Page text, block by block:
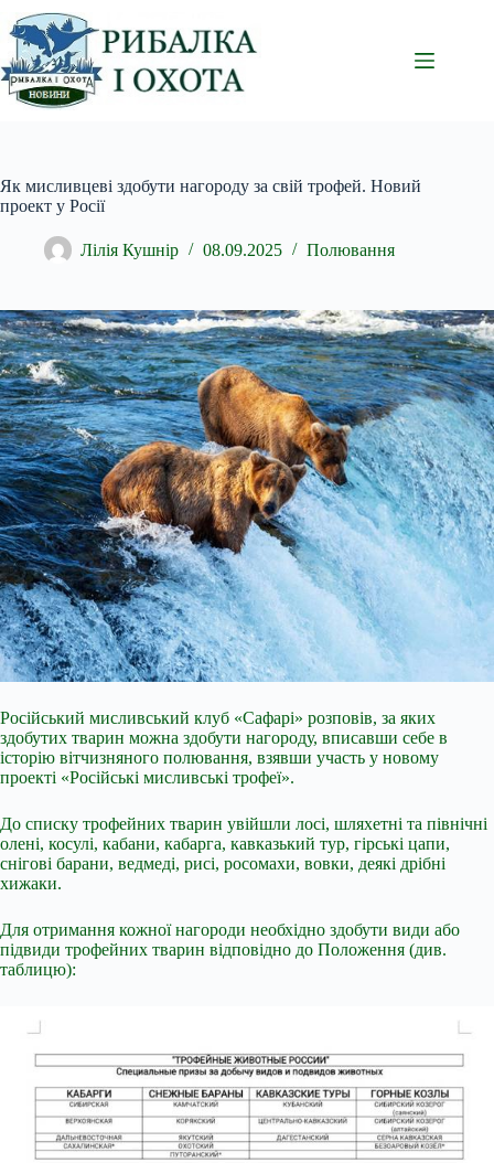
Перейти
до
вмісту
Як мисливцеві здобути нагороду за свій трофей. Новий
проект у Росії
Лілія Кушнір 08.09.2025 Полювання
Російський мисливський клуб «Сафарі» розповів, за яких
здобутих тварин можна здобути нагороду, вписавши себе в
історію вітчизняного полювання, взявши участь у новому
проекті «Російські мисливські трофеї».
До списку трофейних тварин увійшли лосі, шляхетні та північні
олені, косулі, кабани, кабарга, кавказький тур, гірські цапи,
снігові барани, ведмеді, рисі, росомахи, вовки, деякі дрібні
хижаки.
Для отримання кожної нагороди необхідно здобути види або
підвиди трофейних тварин відповідно до Положення (див.
таблицю):